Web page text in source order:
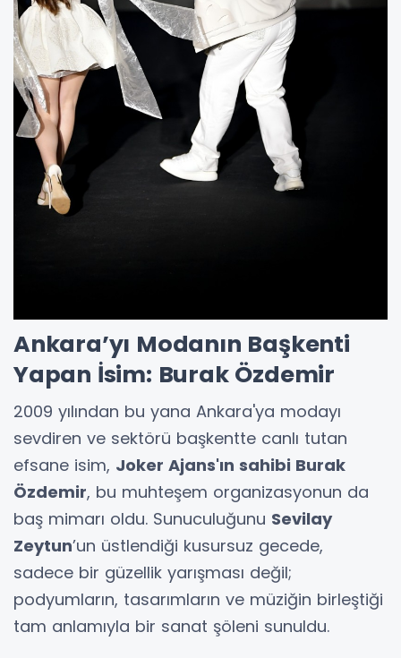
Ankara’yı Modanın Başkenti
Yapan İsim: Burak Özdemir
2009 yılından bu yana Ankara'ya modayı
sevdiren ve sektörü başkentte canlı tutan
efsane isim, Joker Ajans'ın sahibi Burak
Özdemir, bu muhteşem organizasyonun da
baş mimarı oldu. Sunuculuğunu Sevilay
Zeytun’un üstlendiği kusursuz gecede,
sadece bir güzellik yarışması değil;
podyumların, tasarımların ve müziğin birleştiği
tam anlamıyla bir sanat şöleni sunuldu.